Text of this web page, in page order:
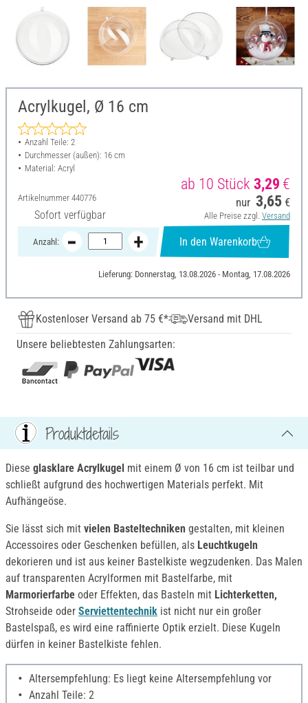
Acrylkugel, Ø 16 cm
Anzahl Teile: 2
Durchmesser (außen): 16 cm
Material: Acryl
Artikelnummer 440776
Sofort verfügbar
ab 10 Stück 3,29 €
nur 3,65 €
Alle Preise zzgl. Versand
Anzahl: In den Warenkorb
Lieferung: Donnerstag, 13.08.2026 - Montag, 17.08.2026
Kostenloser Versand ab 75 €*
Versand mit DHL
Unsere beliebtesten Zahlungsarten:
Produktdetails
Diese glasklare Acrylkugel mit einem Ø von 16 cm ist teilbar und
schließt aufgrund des hochwertigen Materials perfekt. Mit
Aufhängeöse.
Sie lässt sich mit vielen Basteltechniken gestalten, mit kleinen
Accessoires oder Geschenken befüllen, als Leuchtkugeln
dekorieren und ist aus keiner Bastelkiste wegzudenken. Das Malen
auf transparenten Acrylformen mit Bastelfarbe, mit
Marmorierfarbe oder Effekten, das Basteln mit Lichterketten,
Strohseide oder Serviettentechnik ist nicht nur ein großer
Bastelspaß, es wird eine raffinierte Optik erzielt. Diese Kugeln
dürfen in keiner Bastelkiste fehlen.
Altersempfehlung: Es liegt keine Altersempfehlung vor
Anzahl Teile: 2